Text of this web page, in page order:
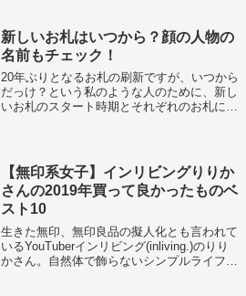
新しいお札はいつから？顔の人物の
名前もチェック！
20年ぶりとなるお札の刷新ですが、いつから
だっけ？という私のような人のために、新し
いお札のスタート時期とそれぞれのお札に描
【無印系女子】インリビングりりか
さんの2019年買って良かったものベ
スト10
生きた無印、無印良品の擬人化とも言われて
いるYouTuberインリビング(inliving.)のりり
かさん。自然体で飾らないシンプルライフを